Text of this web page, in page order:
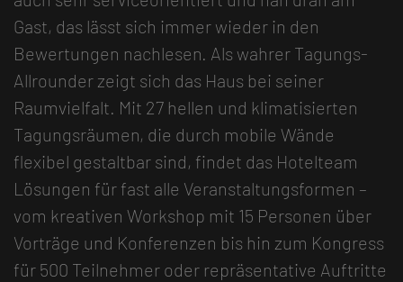
Gast, das lässt sich immer wieder in den
Bewertungen nachlesen. Als wahrer Tagungs-
Allrounder zeigt sich das Haus bei seiner
Raumvielfalt. Mit 27 hellen und klimatisierten
Tagungsräumen, die durch mobile Wände
flexibel gestaltbar sind, findet das Hotelteam
Lösungen für fast alle Veranstaltungsformen –
vom kreativen Workshop mit 15 Personen über
Vorträge und Konferenzen bis hin zum Kongress
für 500 Teilnehmer oder repräsentative Auftritte